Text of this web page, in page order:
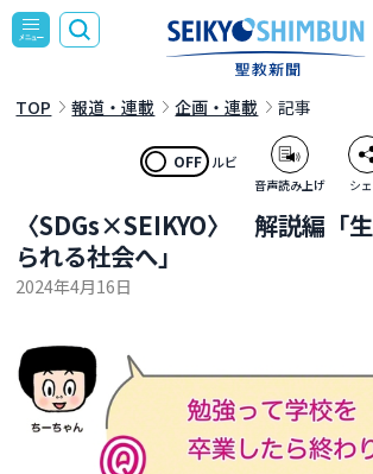
TOP 報道・連載 企画・連載 記事
OFF ルビ
音声読み上げ シ
〈SDGs×SEIKYO〉 解説編「
られる社会へ」
2024年4月16日